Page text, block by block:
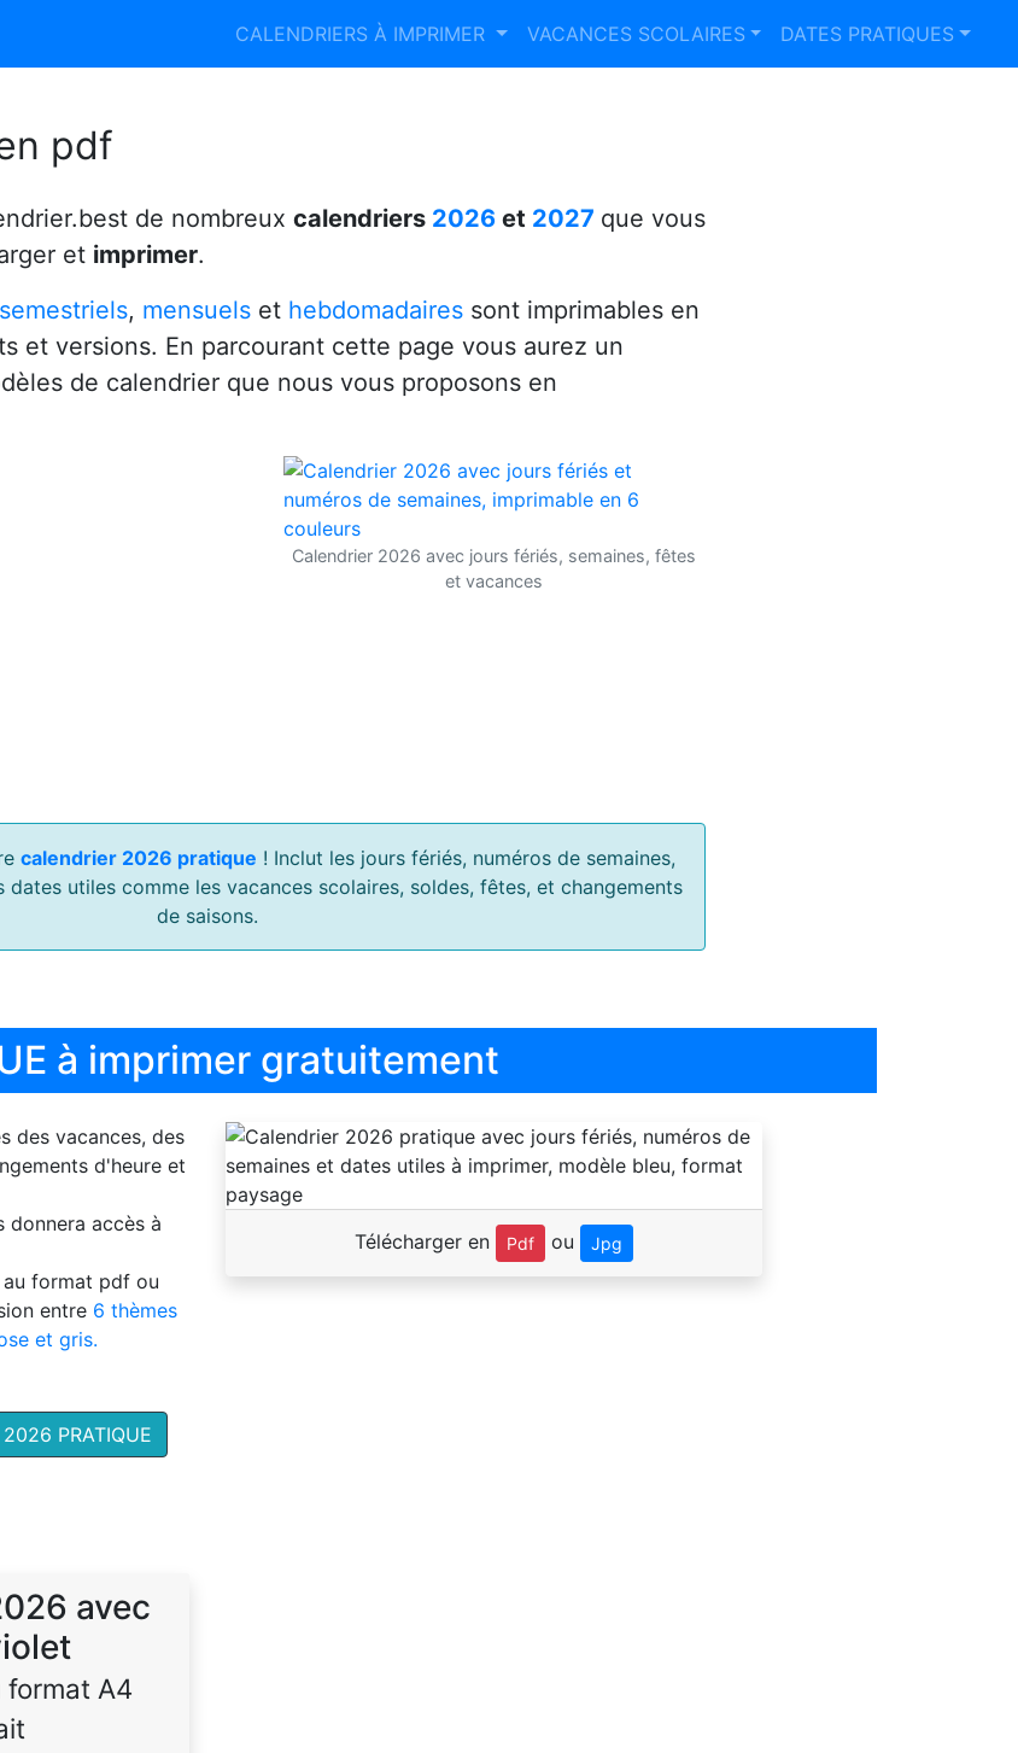
CALENDRIERS À IMPRIMER VACANCES SCOLAIRES DATES PRATIQUES
Calendrier 2027
pdf
de nombreux calendriers 2026et 2027 que vous
et imprimer.
semestriels, mensuelset hebdomadairessont imprimables en
et versions. En parcourant cette page vous aurez un
de calendrier que nous vous proposons en
Calendrier 2026 avec jours fériés, semaines, fêtes
et vacances
calendrier 2026 pratique ! Inclut les jours fériés, numéros de semaines,
utiles comme les vacances scolaires, soldes, fêtes, et changements
de saisons.
à imprimer gratuitement
des vacances, des
d'heure et
donnera accès à
format pdf ou
entre 6 thèmes
et gris.
PRATIQUE
Télécharger en Pdf ou Jpg
avec
format A4